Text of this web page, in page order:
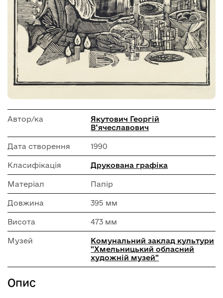
Автор/ка
Якутович Георгій
В’ячеславович
Дата створення 1990
Класифікація Друкована графіка
Матеріал Папір
Довжина 395 мм
Висота 473 мм
Музей
Комунальний заклад культури
"Хмельницький обласний
художній музей"
Опис